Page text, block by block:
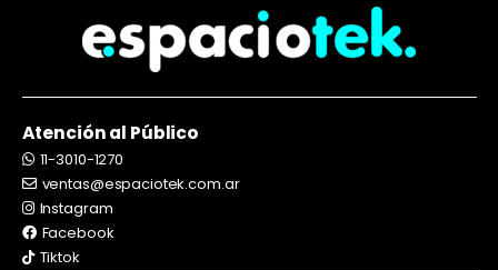
Atención al Público
11-3010-1270
ventas@espaciotek.com.ar
Instagram
Facebook
Tiktok